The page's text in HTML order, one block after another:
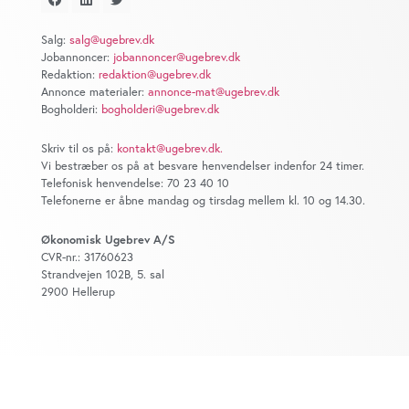
sociale medier, annonceringspartnere og
analysepartnere. Vores partnere kan kombinere disse
data med andre oplysninger, du har givet dem, eller som
de har indsamlet fra din brug af deres tjenester. Du
anvende vores hjemmeside.
Salg: salg@ugebrev.dk
Jobannoncer: jobannoncer@ugebrev.dk
Redaktion: redaktion@ugebrev.dk
Annonce materialer: annonce-mat@ugebrev.dk
Bogholderi: bogholderi@ugebrev.dk
Skriv til os på: kontakt@ugebrev.dk.
Vi bestræber os på at besvare henvendelser indenfor 24 timer.
Telefonisk henvendelse: 70 23 40 10
Telefonerne er åbne mandag og tirsdag mellem kl. 10 og 14.30.
Økonomisk Ugebrev A/S
CVR-nr.: 31760623
Strandvejen 102B, 5. sal
2900 Hellerup